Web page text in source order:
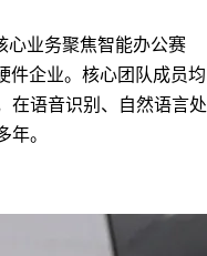
心业务聚焦智能办公赛
件企业。核心团队成员均
在语音识别、自然语言处
年。